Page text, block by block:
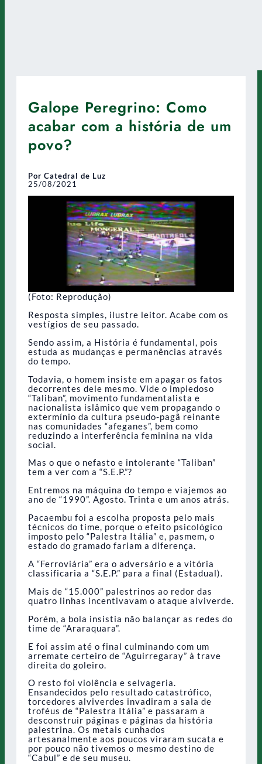
Galope Peregrino: Como
acabar com a história de um
povo?
Por Catedral de Luz
25/08/2021
(Foto: Reprodução)
Resposta simples, ilustre leitor. Acabe com os
vestígios de seu passado.
Sendo assim, a História é fundamental, pois
estuda as mudanças e permanências através
do tempo.
Todavia, o homem insiste em apagar os fatos
decorrentes dele mesmo. Vide o impiedoso
“Taliban”, movimento fundamentalista e
nacionalista islâmico que vem propagando o
extermínio da cultura pseudo-pagã reinante
nas comunidades “afeganes”, bem como
reduzindo a interferência feminina na vida
social.
Mas o que o nefasto e intolerante “Taliban”
tem a ver com a “S.E.P.”?
Entremos na máquina do tempo e viajemos ao
ano de “1990”. Agosto. Trinta e um anos atrás.
Pacaembu foi a escolha proposta pelo mais
técnicos do time, porque o efeito psicológico
imposto pelo “Palestra Itália” e, pasmem, o
estado do gramado fariam a diferença.
A “Ferroviária” era o adversário e a vitória
classificaria a “S.E.P.” para a final (Estadual).
Mais de “15.000” palestrinos ao redor das
quatro linhas incentivavam o ataque alviverde.
Porém, a bola insistia não balançar as redes do
time de “Araraquara”.
E foi assim até o final culminando com um
arremate certeiro de “Aguirregaray” à trave
direita do goleiro.
O resto foi violência e selvageria.
Ensandecidos pelo resultado catastrófico,
torcedores alviverdes invadiram a sala de
troféus de “Palestra Itália” e passaram a
desconstruir páginas e páginas da história
palestrina. Os metais cunhados
artesanalmente aos poucos viraram sucata e
por pouco não tivemos o mesmo destino de
“Cabul” e de seu museu.